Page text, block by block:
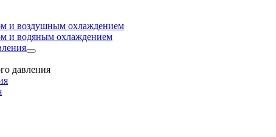
и воздушным охлаждением
и водяным охлаждением
давления